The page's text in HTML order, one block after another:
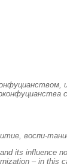
воспи-
its influence
– in this